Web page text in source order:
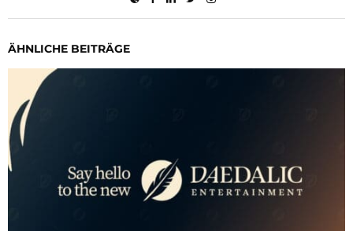
ÄHNLICHE BEITRÄGE